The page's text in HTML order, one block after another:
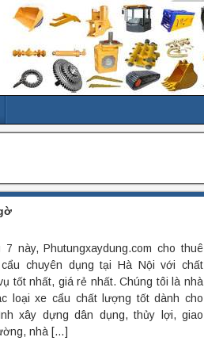
7 này, Phutungxaydung.com cho thuê
chuyên dụng tại Hà Nội với chất
tốt nhất, giá rẻ nhất. Chúng tôi là nhà
loại xe cẩu chất lượng tốt dành cho
xây dựng dân dụng, thủy lợi, giao
nhà […]